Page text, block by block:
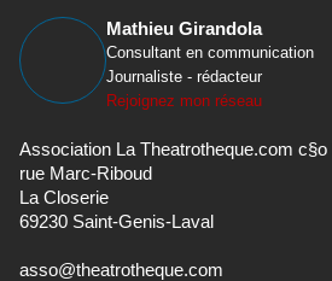
Mathieu Girandola
Consultant en communication
Journaliste - rédacteur
Rejoignez mon réseau
Association La Theatrotheque.com
rue Marc-Riboud
La Closerie
69230 Saint-Genis-Laval
asso@theatrotheque.com